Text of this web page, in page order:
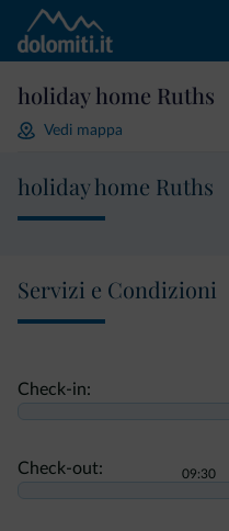
holiday home Ruths
Vedi mappa
holiday home Ruths
Servizi e Condizioni
Check-in:
Check-out: 09:30